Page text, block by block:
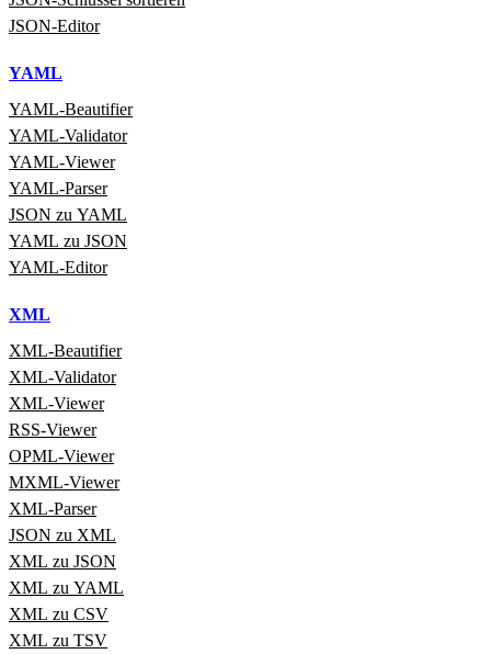
JSON‑Editor
YAML
YAML‑Beautifier
YAML‑Validator
YAML‑Viewer
YAML‑Parser
JSON zu YAML
YAML zu JSON
YAML‑Editor
XML
XML‑Beautifier
XML‑Validator
XML‑Viewer
RSS‑Viewer
OPML‑Viewer
MXML‑Viewer
XML‑Parser
JSON zu XML
XML zu JSON
XML zu YAML
XML zu CSV
XML zu TSV